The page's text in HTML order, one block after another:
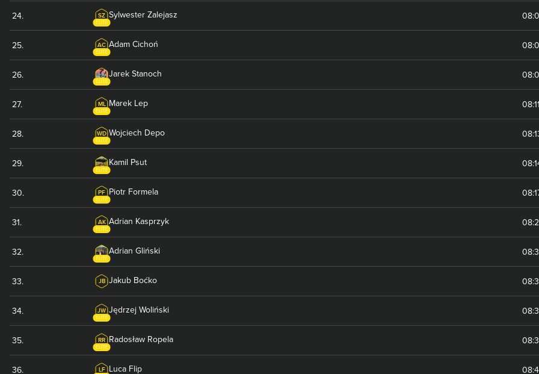
24. SZ
ELITE
Sylwester Zalejasz
25. AC
ELITE
Adam Cichoń
26.
ELITE
Jarek Stanoch
27. ML
ELITE
Marek Lep
28. WD
ELITE
Wojciech Depo
29.
ELITE
Kamil Psut
30. PF
ELITE
Piotr Formela
31. AK
ELITE
Adrian Kasprzyk
32.
ELITE
Adrian Gliński
33. JB Jakub Boćko
34. JW
ELITE
Jędrzej Woliński
35. RR
ELITE
Radosław Ropela
36. LF Luca Flip